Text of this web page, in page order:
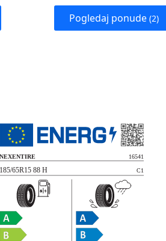
Pogledaj ponude (2)